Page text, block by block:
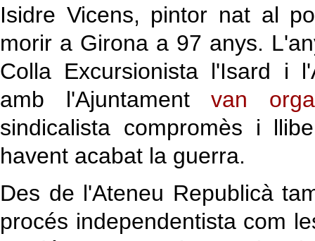
Isidre Vicens, pintor nat al
morir a Girona a 97 anys.
Colla Excursionista l'Isard i
amb l'Ajuntamentvan
sindicalista compromès i
havent acabat la guerra.
Des de l'Ateneu Republicà
procés independentista com